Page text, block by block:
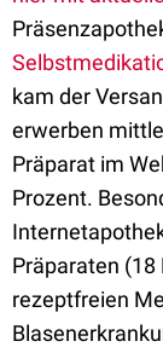
kam der
erwerben
Präparat im
Prozent.
Präparaten
rezeptfreien